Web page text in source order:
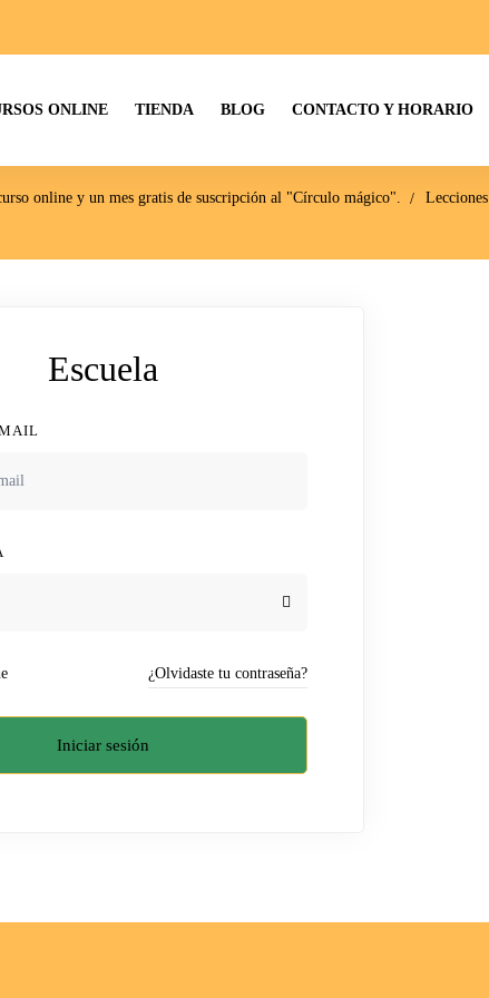
ONLINE TIENDA BLOG CONTACTO Y HORARIO
online y un mes gratis de suscripción al "Círculo mágico".
Lecciones
Escuela
¿Olvidaste tu contraseña?
Iniciar sesión